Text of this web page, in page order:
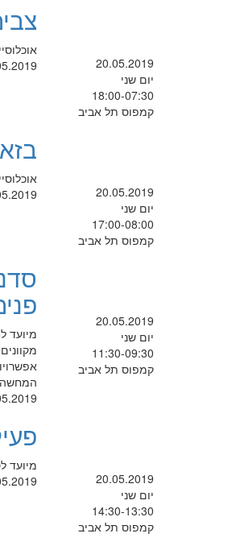
20.05.2019
יום שני
18:00-07:30
קמפוס תל אביב
20.05.2019 בשעה
20.05.2019
יום שני
17:00-08:00
קמפוס תל אביב
בזאר
20.05.2019 בשעה
20.05.2019
יום שני
11:30-09:30
קמפוס תל אביב
המחשה
20.05.2019 בשעה
20.05.2019
יום שני
14:30-13:30
קמפוס תל אביב
מיועד
20.05.2019 בשעה